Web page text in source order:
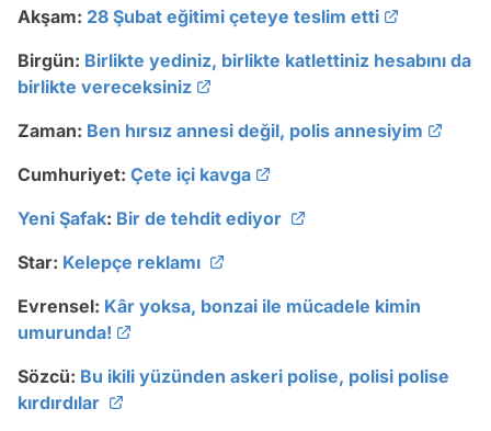
Akşam: 28 Şubat eğitimi çeteye teslim etti
Birgün: Birlikte yediniz, birlikte katlettiniz hesabını da
birlikte vereceksiniz
Zaman: Ben hırsız annesi değil, polis annesiyim
Cumhuriyet: Çete içi kavga
Yeni Şafak: Bir de tehdit ediyor
Star: Kelepçe reklamı
Evrensel: Kâr yoksa, bonzai ile mücadele kimin
umurunda!
Sözcü: Bu ikili yüzünden askeri polise, polisi polise
kırdırdılar